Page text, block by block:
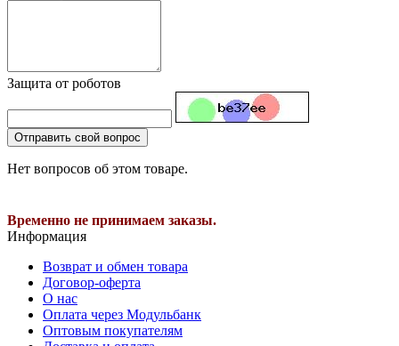
Защита от роботов
Отправить свой вопрос
Нет вопросов об этом товаре.
Временно не принимаем заказы.
Информация
Возврат и обмен товара
Договор-оферта
О нас
Оплата через Модульбанк
Оптовым покупателям